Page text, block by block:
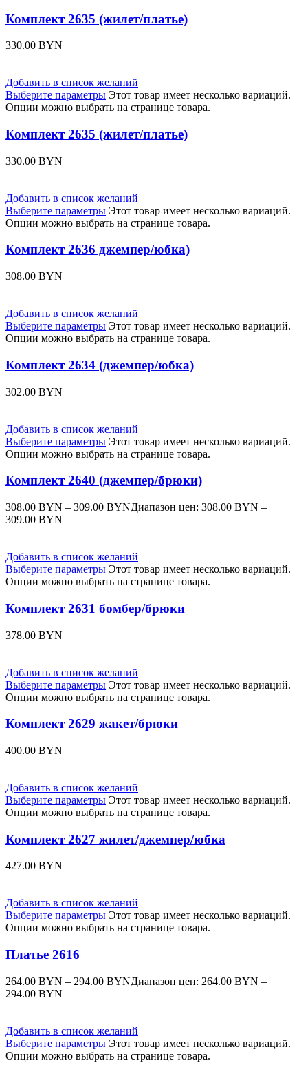
Комплект 2635 (жилет/платье)
330.00 BYN
Добавить в список желаний
Выберите параметры Этот товар имеет несколько вариаций.
Опции можно выбрать на странице товара.
Комплект 2635 (жилет/платье)
330.00 BYN
Добавить в список желаний
Выберите параметры Этот товар имеет несколько вариаций.
Опции можно выбрать на странице товара.
Комплект 2636 джемпер/юбка)
308.00 BYN
Добавить в список желаний
Выберите параметры Этот товар имеет несколько вариаций.
Опции можно выбрать на странице товара.
Комплект 2634 (джемпер/юбка)
302.00 BYN
Добавить в список желаний
Выберите параметры Этот товар имеет несколько вариаций.
Опции можно выбрать на странице товара.
Комплект 2640 (джемпер/брюки)
308.00 BYN – 309.00 BYNДиапазон цен: 308.00 BYN –
309.00 BYN
Добавить в список желаний
Выберите параметры Этот товар имеет несколько вариаций.
Опции можно выбрать на странице товара.
Комплект 2631 бомбер/брюки
378.00 BYN
Добавить в список желаний
Выберите параметры Этот товар имеет несколько вариаций.
Опции можно выбрать на странице товара.
Комплект 2629 жакет/брюки
400.00 BYN
Добавить в список желаний
Выберите параметры Этот товар имеет несколько вариаций.
Опции можно выбрать на странице товара.
Комплект 2627 жилет/джемпер/юбка
427.00 BYN
Добавить в список желаний
Выберите параметры Этот товар имеет несколько вариаций.
Опции можно выбрать на странице товара.
Платье 2616
264.00 BYN – 294.00 BYNДиапазон цен: 264.00 BYN –
294.00 BYN
Добавить в список желаний
Выберите параметры Этот товар имеет несколько вариаций.
Опции можно выбрать на странице товара.